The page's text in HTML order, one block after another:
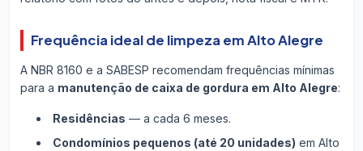
Frequência ideal de limpeza em Alto Alegre
A NBR 8160 e a SABESP recomendam frequências mínimas
para a manutenção de caixa de gordura em Alto Alegre:
Residências — a cada 6 meses.
Condomínios pequenos (até 20 unidades) em Alto